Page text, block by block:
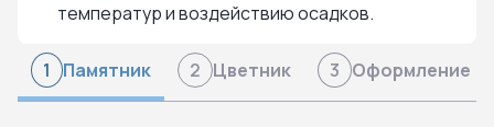
температур и воздействию осадков.
1 Памятник 2 Цветник 3 Оформление